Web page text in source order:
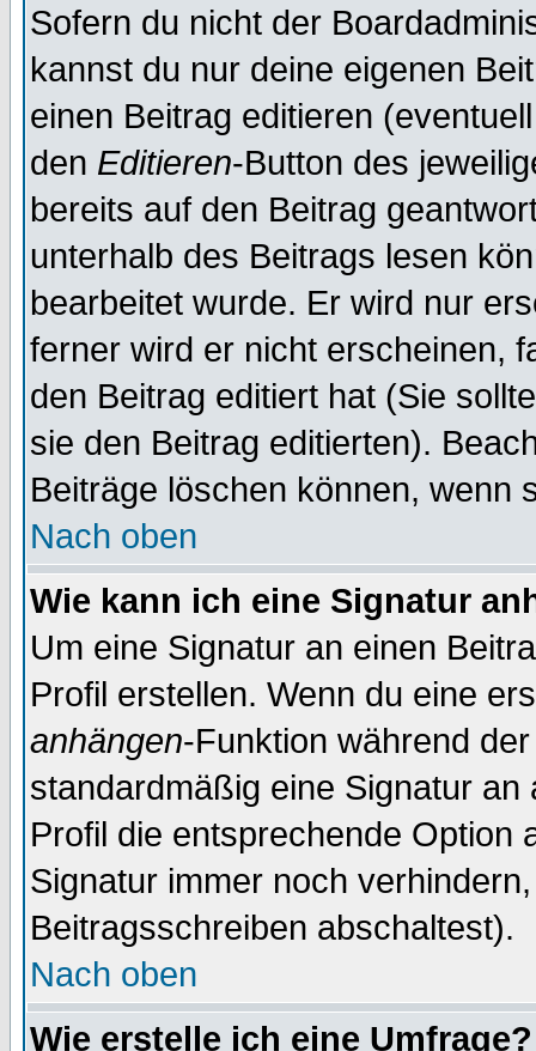
Sofern du nicht der
kannst du nur deine eigenen
einen Beitrag editieren
den Editieren-Button des
bereits auf den Beitrag
unterhalb des Beitrags lesen
bearbeitet wurde. Er wird nur
ferner wird er nicht erscheinen,
den Beitrag editiert hat (Sie
sie den Beitrag editierten).
Beiträge löschen können, wenn
Nach oben
Wie kann ich eine Signatur
Um eine Signatur an einen
Profil erstellen. Wenn du eine
anhängen-Funktion während
standardmäßig eine Signatur
Profil die entsprechende Option
Signatur immer noch
Beitragsschreiben abschaltest).
Nach oben
Wie erstelle ich eine Umfrage?